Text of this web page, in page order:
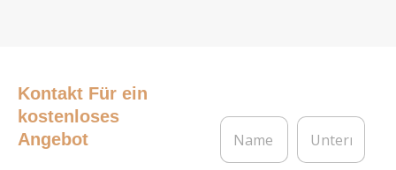
Kontakt Für ein
kostenloses
Angebot
N
m
U
t